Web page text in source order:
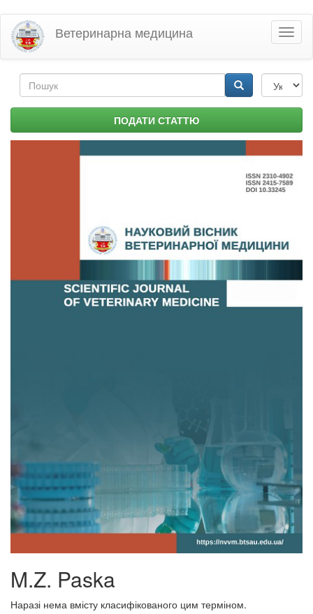
Перейти
основного
матеріалу
Ветеринарна медицина
Пошукова
форма ПОДАТИ СТАТТЮ
M.Z. Paska
Наразі нема вмісту класифікованого цим терміном.